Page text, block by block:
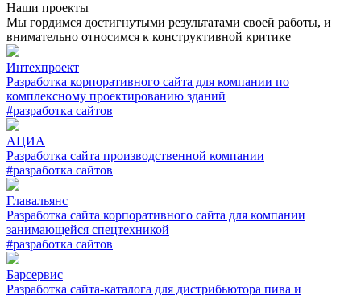
Наши проекты
Мы гордимся достигнутыми результатами своей работы, и
внимательно относимся к конструктивной критике
Интехпроект
Разработка корпоративного сайта для компании по
комплексному проектированию зданий
#разработка сайтов
АЦИА
Разработка сайта производственной компании
#разработка сайтов
Главальянс
Разработка сайта корпоративного сайта для компании
занимающейся спецтехникой
#разработка сайтов
Барсервис
Разработка сайта-каталога для дистрибьютора пива и